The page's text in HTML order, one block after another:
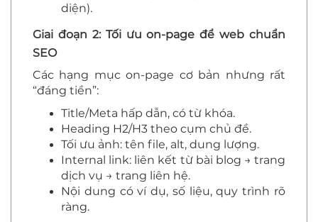
diện).
Giai đoạn 2: Tối ưu on-page để web chuẩn
SEO
Các hạng mục on-page cơ bản nhưng rất
“đáng tiền”:
Title/Meta hấp dẫn, có từ khóa.
Heading H2/H3 theo cụm chủ đề.
Tối ưu ảnh: tên file, alt, dung lượng.
Internal link: liên kết từ bài blog → trang
dịch vụ → trang liên hệ.
Nội dung có ví dụ, số liệu, quy trình rõ
ràng.